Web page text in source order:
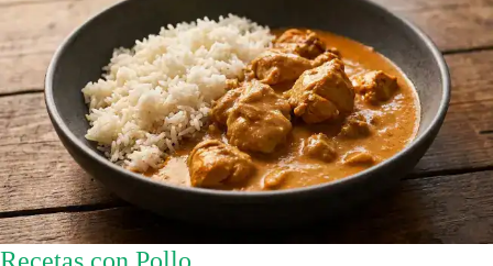
Recetas con Pollo